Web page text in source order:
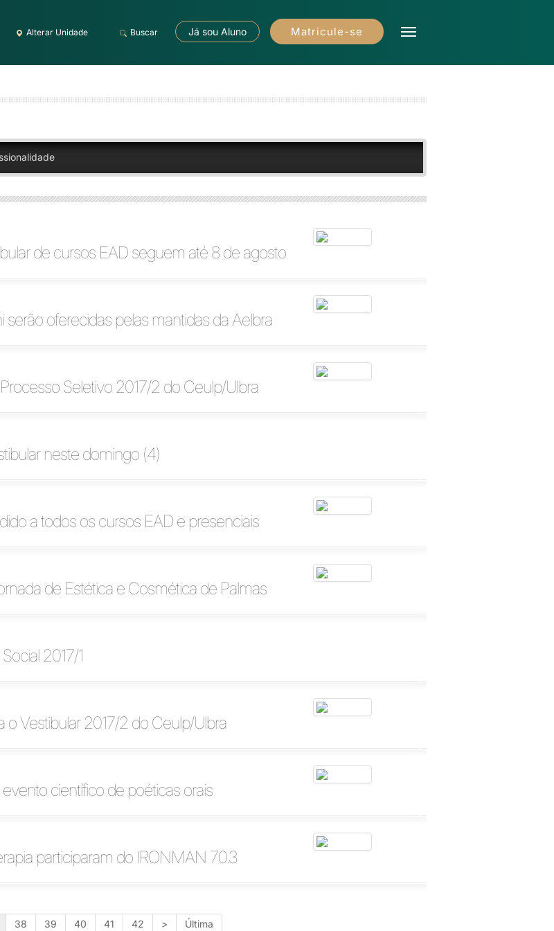
Alterar Unidade Buscar Já sou Aluno Matricule-se
de cursos EAD seguem até 8 de agosto
serão oferecidas pelas mantidas da Aelbra
Seletivo 2017/2 do Ceulp/Ulbra
neste domingo (4)
a todos os cursos EAD e presenciais
de Estética e Cosmética de Palmas
2017/1
o Vestibular 2017/2 do Ceulp/Ulbra
científico de poéticas orais
participaram do IRONMAN 70.3
38 39 40 41 42 > Última